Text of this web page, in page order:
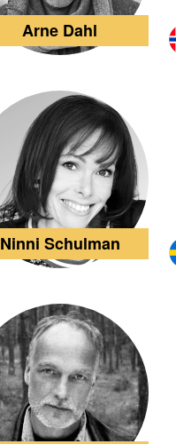
Arne Dahl
Ninni Schulman